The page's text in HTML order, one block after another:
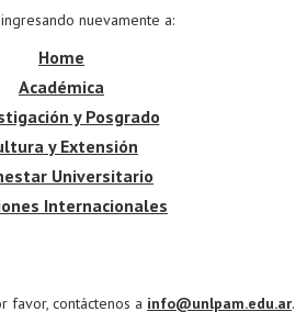
nuevamente a:
Home
Académica
y Posgrado
y Extensión
Universitario
Internacionales
favor, contáctenos a info@unlpam.edu.ar.